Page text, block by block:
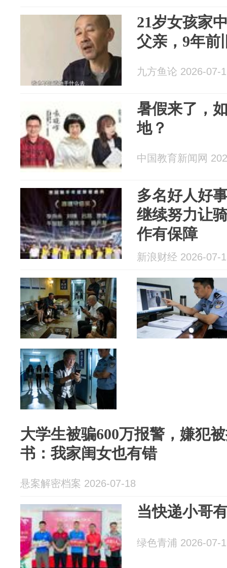
21岁女孩家
父亲，9年前
九方鱼论 2026-07-
暑假来了，
地？
中国教育新闻网
多名好人好
继续努力让
作有保障
新浪财经 2026-07-
大学生被骗600万报警，嫌犯
书：我家闺女也有错
悬案解密档案 2026-07-18
当快递小哥
绿色青浦 2026-07-